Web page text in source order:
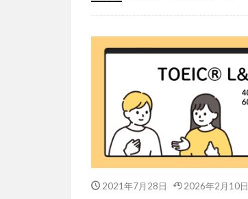
Uncategorized
2021年7月28日 2026年2月10日